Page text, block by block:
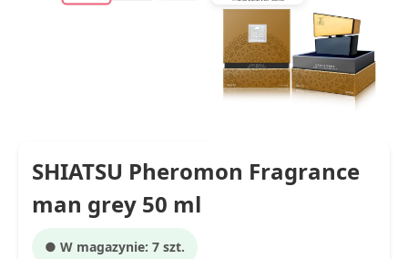
SHIATSU Pheromon Fragrance
man grey 50 ml
● W magazynie: 7 szt.